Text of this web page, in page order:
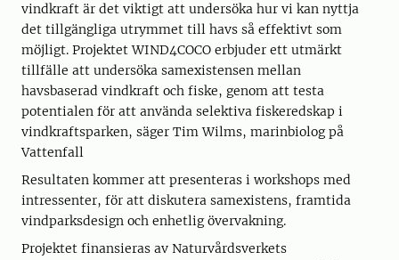
vindkraft är det viktigt att undersöka hur vi kan nyttja
det tillgängliga utrymmet till havs så effektivt som
möjligt. Projektet WIND4COCO erbjuder ett utmärkt
tillfälle att undersöka samexistensen mellan
havsbaserad vindkraft och fiske, genom att testa
potentialen för att använda selektiva fiskeredskap i
vindkraftsparken, säger Tim Wilms, marinbiolog på
Vattenfall
Resultaten kommer att presenteras i workshops med
intressenter, för att diskutera samexistens, framtida
vindparksdesign och enhetlig övervakning.
Projektet finansieras av Naturvårdsverkets